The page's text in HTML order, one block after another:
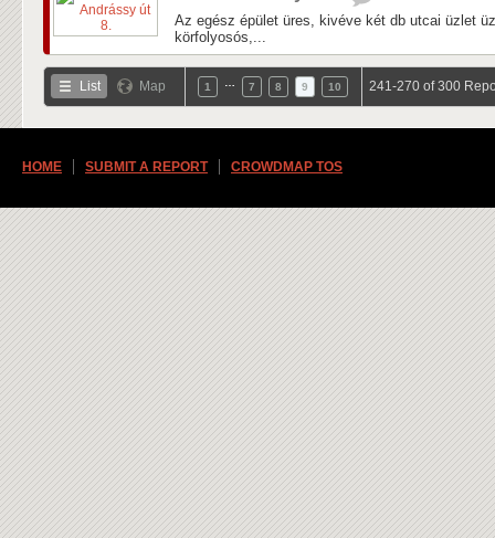
Az egész épület üres, kivéve két db utcai üzlet
körfolyosós,...
List Map 1 7 8 9 10 241-270 of 300
HOME SUBMIT A REPORT CROWDMAP TOS